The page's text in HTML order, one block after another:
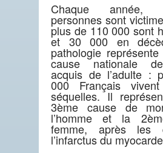
Chaque année,
personnes sont
plus de 110 000 sont
et 30 000 en
pathologie
cause nationale
acquis de l’adulte :
000 Français
séquelles. Il
3ème cause de
l’homme et la
femme, après les
l’infarctus du